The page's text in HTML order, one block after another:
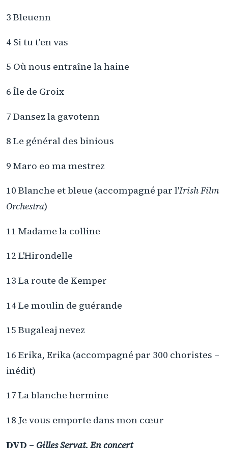
3 Bleuenn
4 Si tu t'en vas
5 Où nous entraîne la haine
6 Île de Groix
7 Dansez la gavotenn
8 Le général des binious
9 Maro eo ma mestrez
10 Blanche et bleue (accompagné par l'Irish Film
Orchestra)
11 Madame la colline
12 L'Hirondelle
13 La route de Kemper
14 Le moulin de guérande
15 Bugaleaj nevez
16 Erika, Erika (accompagné par 300 choristes –
inédit)
17 La blanche hermine
18 Je vous emporte dans mon cœur
DVD – Gilles Servat. En concert